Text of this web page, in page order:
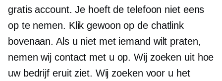
gratis account. Je hoeft de telefoon niet eens
op te nemen. Klik gewoon op de chatlink
bovenaan. Als u niet met iemand wilt praten,
nemen wij contact met u op. Wij zoeken uit hoe
uw bedrijf eruit ziet. Wij zoeken voor u het